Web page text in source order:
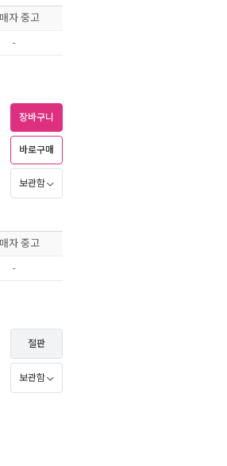
자 중고
-
장바구니
바로구매
보관함
자 중고
-
절판
보관함